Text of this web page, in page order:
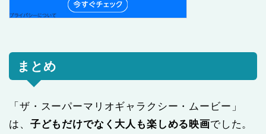
まとめ
「ザ・スーパーマリオギャラクシー・ムービー」
は、 子どもだけでなく大人も楽しめる映画でした。